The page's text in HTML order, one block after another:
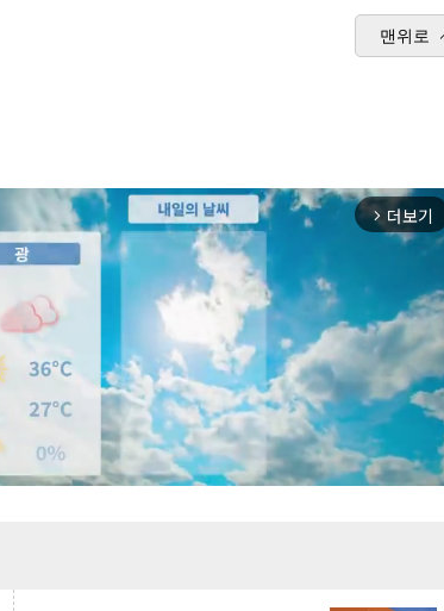
맨위로
arrow_forward_ios 더보기